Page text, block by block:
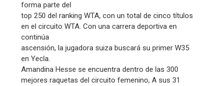
forma parte del
top 250 del ranking WTA, con un total de cinco títulos
en el circuito WTA. Con una carrera deportiva en
continúa
ascensión, la jugadora suiza buscará su primer W35
en Yecla.
Amandina Hesse se encuentra dentro de las 300
mejores raquetas del circuito femenino, A sus 31